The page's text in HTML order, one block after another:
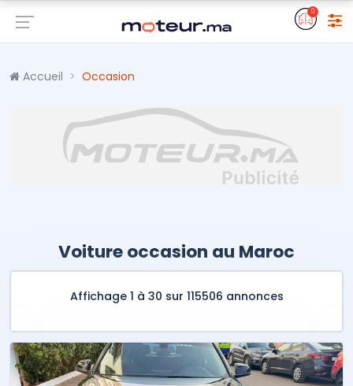
0
Accueil Occasion
Voiture occasion au Maroc
Affichage 1 à 30 sur 115506 annonces